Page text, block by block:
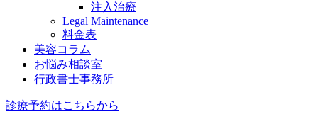
注入治療
Legal Maintenance
料金表
美容コラム
お悩み相談室
行政書士事務所
診療予約はこちらから